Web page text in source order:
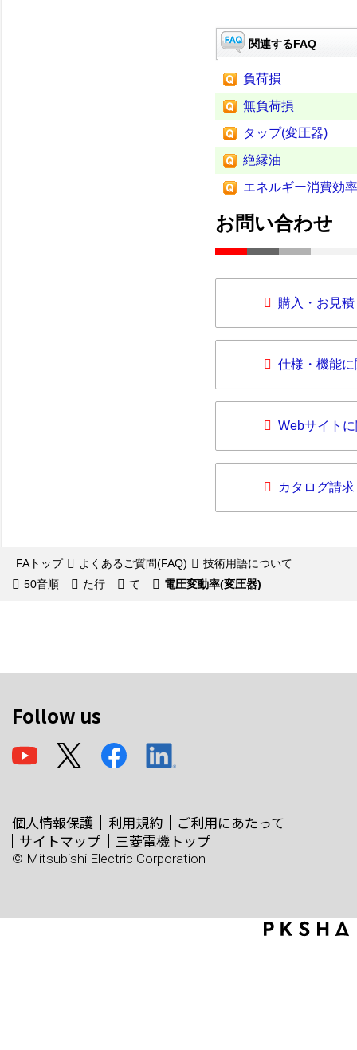
関連するFAQ
負荷損
無負荷損
タップ(変圧器)
絶縁油
エネルギー消費効
お問い合わせ
購入・お見
仕様・機能
Webサイト
カタログ請求
FAトップ よくあるご質問(FAQ)
技術用語について
50音順
た行 て 電圧変動率(変圧器)
Follow us
個人情報保護 利用規約
ご利用にあたって
サイトマップ
三菱電機トップ
© Mitsubishi Electric Corporation